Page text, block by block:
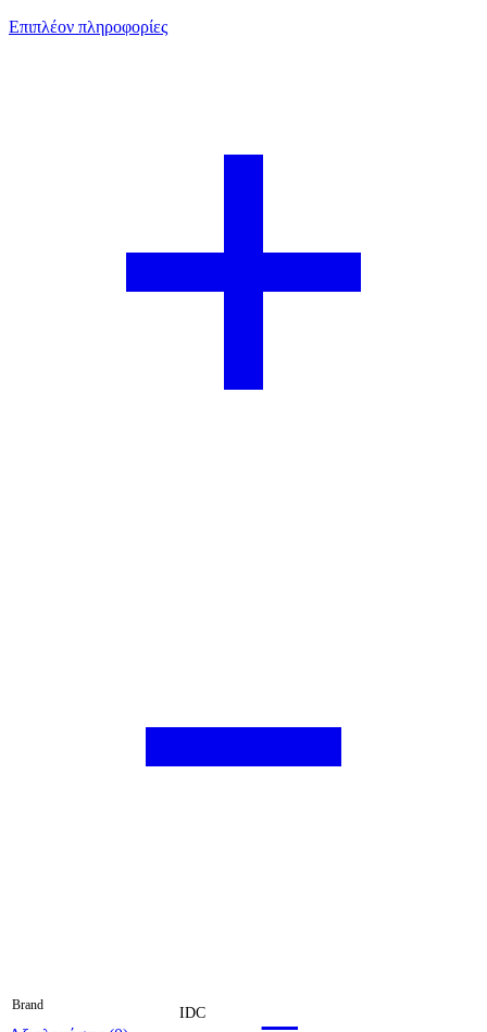
Επιπλέον πληροφορίες
Brand IDC